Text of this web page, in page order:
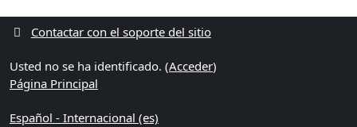
Bloques suplementarios
Contactar con el soporte del sitio
Usted no se ha identificado. (Acceder)
Página Principal
Español - Internacional ‎(es)‎